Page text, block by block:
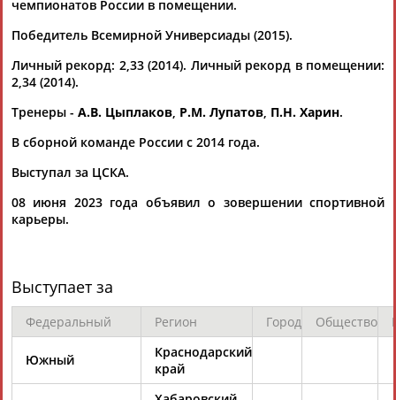
2.26 м. ...
15.02.2019
Прыгун в длину Меньков выиграл чемпионат России в
помещении
третье -Даниил Цыплаков. Оба спортсмена покорили
(Проект:Информационное агентство СТАДИОН
легкой атлетике
...(1.80 м). У мужчин в секторе прыжка в высоту лучшим был
26.01.2019
Ласицкене стала победительницей турнира "Битва полов" с
лучшим результатом сезона в мире
...также были Семен Поздняков, Матвей Рудник, Михаил
Акименко,
Цыплаков
, Маргарита Корнейчук, Алиса
Преснякова, Елена...
Информационное агентство СТАДИОН
чемпионатов России в помещении.
Победитель Всемирной Универсиады (2015).
Личный рекорд: 2,33 (2014). Личный рекорд в помещении:
2,34 (2014).
Тренеры - А.В. Цыплаков, Р.М. Лупатов, П.Н. Харин.
В сборной команде России с 2014 года.
Выступал за ЦСКА.
08 июня 2023 года объявил о зовершении спортивной
карьеры.
Выступает за
Федеральный Регион Город Общество
Южный
Краснодарский
край